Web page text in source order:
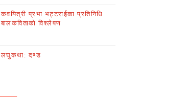
कवयित्री प्रभा भट्टराईका प्रतिनिधि
बालकविताको विश्लेषण
लघुकथा: दण्ड